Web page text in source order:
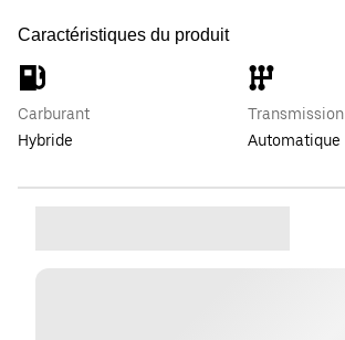
Caractéristiques du produit
Carburant
Hybride
Transmission
Automatique